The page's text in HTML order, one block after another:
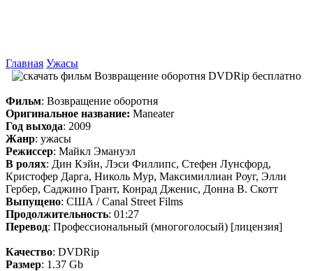
Главная Ужасы
Фильм: Возвращение оборотня
Оригинальное название: Maneater
Год выхода: 2009
Жанр: ужасы
Режиссер: Майкл Эмануэл
В ролях: Дин Кэйн, Лэси Филлипс, Стефен Лунсфорд,
Кристофер Дарга, Николь Мур, Максимиллиан Роуг, Элли
Гербер, Саджино Грант, Конрад Дженис, Донна В. Скотт
Выпущено: США / Canal Street Films
Продолжительность: 01:27
Перевод: Профессиональный (многоголосый) [лицензия]
Качество: DVDRip
Размер: 1.37 Gb